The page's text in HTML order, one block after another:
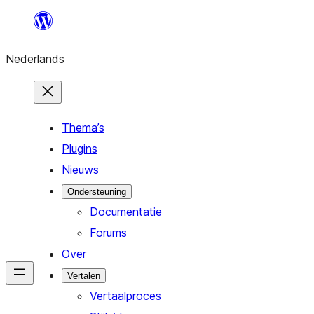
de
inhoud
Nederlands
Thema’s
Plugins
Nieuws
Ondersteuning
Documentatie
Forums
Over
Vertalen
Vertaalproces